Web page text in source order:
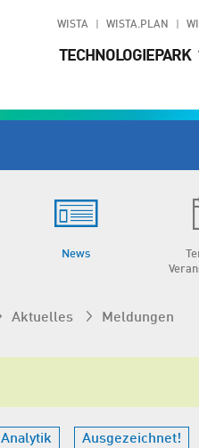
WISTA WISTA.PLAN
TECHNOLOGIEPARK
News
Aktuelles Meldungen
Analytik Ausgezeichnet!